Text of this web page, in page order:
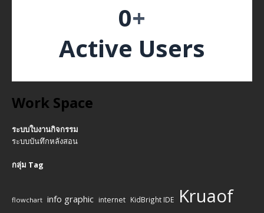
0+
Active Users
Work Space
ระบบใบงานกิจกรรม
ระบบบันทึกหลังสอน
กลุ่ม Tag
flowchart info graphic internet KidBright IDE Kruaof